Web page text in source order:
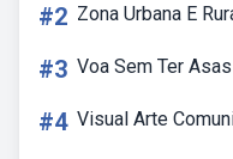
#2 Zona Urbana E
#3 Voa Sem Ter
#4 Visual Arte